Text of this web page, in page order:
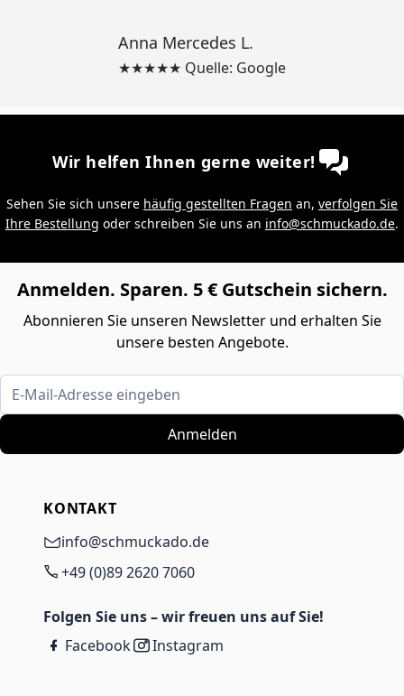
Anna Mercedes L.
★★★★★ Quelle: Google
Wir helfen Ihnen gerne weiter!
Sehen Sie sich unsere häufig gestellten Fragen an, verfolgen Sie
Ihre Bestellung oder schreiben Sie uns an info@schmuckado.de.
Anmelden. Sparen. 5 € Gutschein sichern.
Abonnieren Sie unseren Newsletter und erhalten Sie
unsere besten Angebote.
E-Mail-Adresse eingeben
Anmelden
KONTAKT
info@schmuckado.de
+49 (0)89 2620 7060
Folgen Sie uns – wir freuen uns auf Sie!
Facebook
Instagram